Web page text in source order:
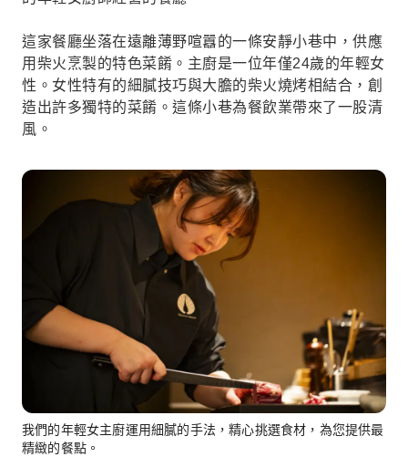
這家餐廳坐落在遠離薄野喧囂的一條安靜小巷中，供應
用柴火烹製的特色菜餚。主廚是一位年僅24歲的年輕女
性。女性特有的細膩技巧與大膽的柴火燒烤相結合，創
造出許多獨特的菜餚。這條小巷為餐飲業帶來了一股清
風。
我們的年輕女主廚運用細膩的手法，精心挑選食材，為您提供最
精緻的餐點。